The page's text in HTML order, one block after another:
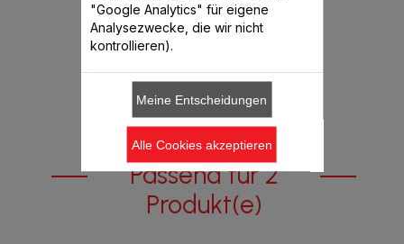
CHF 8.20
In den Warenkorb legen
Passend für 2
Produkt(e)
"Google Analytics" für eigene
Analysezwecke, die wir nicht
kontrollieren).
Meine Entscheidungen
Alle Cookies akzeptieren